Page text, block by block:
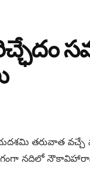
తరువాత వచ్చే
గంగా నదిలో